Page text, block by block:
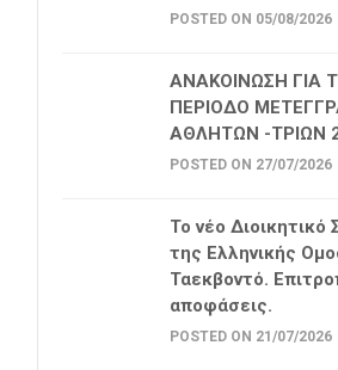
POSTED ON 05/08/2026
ΑΝΑΚΟΙΝΩΣΗ ΓΙΑ
ΠΕΡΙΟΔΟ
ΑΘΛΗΤΩΝ -ΤΡΙΩΝ
POSTED ON 27/07/2026
Το νέο Διοικητικό
της Ελληνικής
Ταεκβοντό.
αποφάσεις.
POSTED ON 21/07/2026